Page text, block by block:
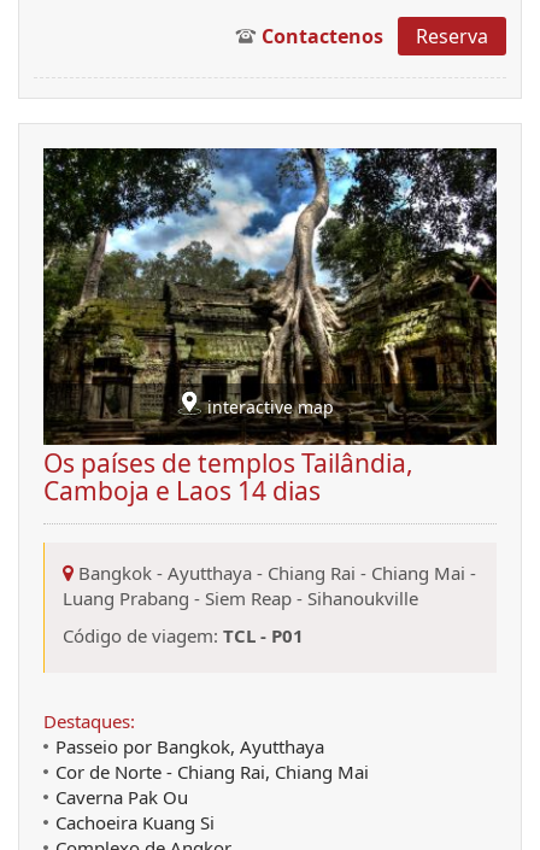
Contactenos Reserva
interactive map
Os países de templos Tailândia,
Camboja e Laos 14 dias
Bangkok - Ayutthaya - Chiang Rai - Chiang Mai -
Luang Prabang - Siem Reap - Sihanoukville
Código de viagem: TCL - P01
Destaques:
Passeio por Bangkok, Ayutthaya
Cor de Norte - Chiang Rai, Chiang Mai
Caverna Pak Ou
Cachoeira Kuang Si